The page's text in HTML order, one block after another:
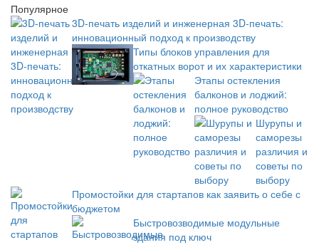
Популярное
3D-печать изделий и инженерная 3D-печать:
инновационный подход к производству
Типы блоков управления для
откатных ворот и их характеристики
Этапы остекления
балконов и лоджий:
полное руководство
Шурупы и
саморезы
различия и
советы по
выбору
Промостойки для стартапов как заявить о себе с
бюджетом
Быстровозводимые модульные
здания под ключ